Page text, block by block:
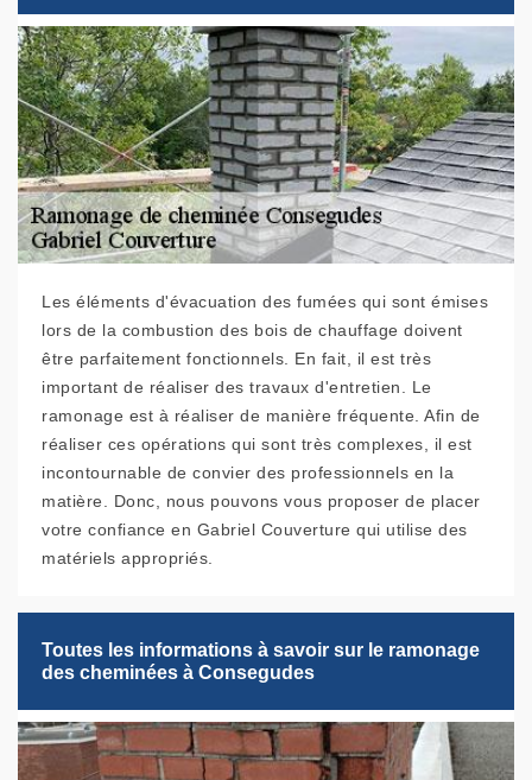
Les éléments d'évacuation des fumées qui sont émises
lors de la combustion des bois de chauffage doivent
être parfaitement fonctionnels. En fait, il est très
important de réaliser des travaux d'entretien. Le
ramonage est à réaliser de manière fréquente. Afin de
réaliser ces opérations qui sont très complexes, il est
incontournable de convier des professionnels en la
matière. Donc, nous pouvons vous proposer de placer
votre confiance en Gabriel Couverture qui utilise des
matériels appropriés.
Toutes les informations à savoir sur le ramonage
des cheminées à Consegudes